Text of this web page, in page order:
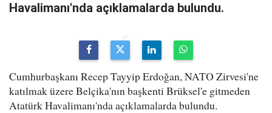
Havalimanı'nda açıklamalarda bulundu.
Cumhurbaşkanı Recep Tayyip Erdoğan, NATO Zirvesi'ne
katılmak üzere Belçika'nın başkenti Brüksel'e gitmeden
Atatürk Havalimanı'nda açıklamalarda bulundu.